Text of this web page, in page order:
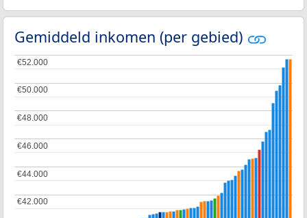
Gemiddeld inkomen (per gebied)
€42.000
€42.000
€44.000
€44.000
€46.000
€46.000
€48.000
€48.000
€50.000
€50.000
€52.000
€52.000